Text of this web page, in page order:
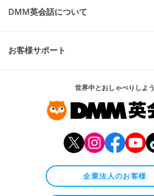
DMM英会話について
お客様サポート
世界中とおしゃべりしよう
企業法人のお客様